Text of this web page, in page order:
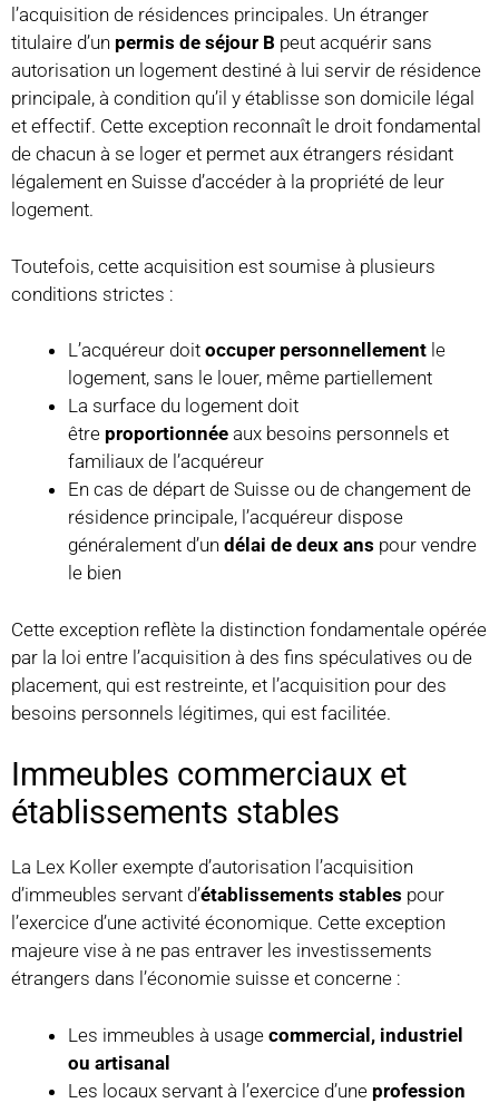
l’acquisition de résidences principales. Un étranger
titulaire d’un permis de séjour B peut acquérir sans
autorisation un logement destiné à lui servir de résidence
principale, à condition qu’il y établisse son domicile légal
et effectif. Cette exception reconnaît le droit fondamental
de chacun à se loger et permet aux étrangers résidant
légalement en Suisse d’accéder à la propriété de leur
logement.
Toutefois, cette acquisition est soumise à plusieurs
conditions strictes :
L’acquéreur doit occuper personnellement le
logement, sans le louer, même partiellement
La surface du logement doit
être proportionnée aux besoins personnels et
familiaux de l’acquéreur
En cas de départ de Suisse ou de changement de
résidence principale, l’acquéreur dispose
généralement d’un délai de deux ans pour vendre
le bien
Cette exception reflète la distinction fondamentale opérée
par la loi entre l’acquisition à des fins spéculatives ou de
placement, qui est restreinte, et l’acquisition pour des
besoins personnels légitimes, qui est facilitée.
Immeubles commerciaux et
établissements stables
La Lex Koller exempte d’autorisation l’acquisition
d’immeubles servant d’établissements stables pour
l’exercice d’une activité économique. Cette exception
majeure vise à ne pas entraver les investissements
étrangers dans l’économie suisse et concerne :
Les immeubles à usage commercial, industriel
ou artisanal
Les locaux servant à l’exercice d’une profession